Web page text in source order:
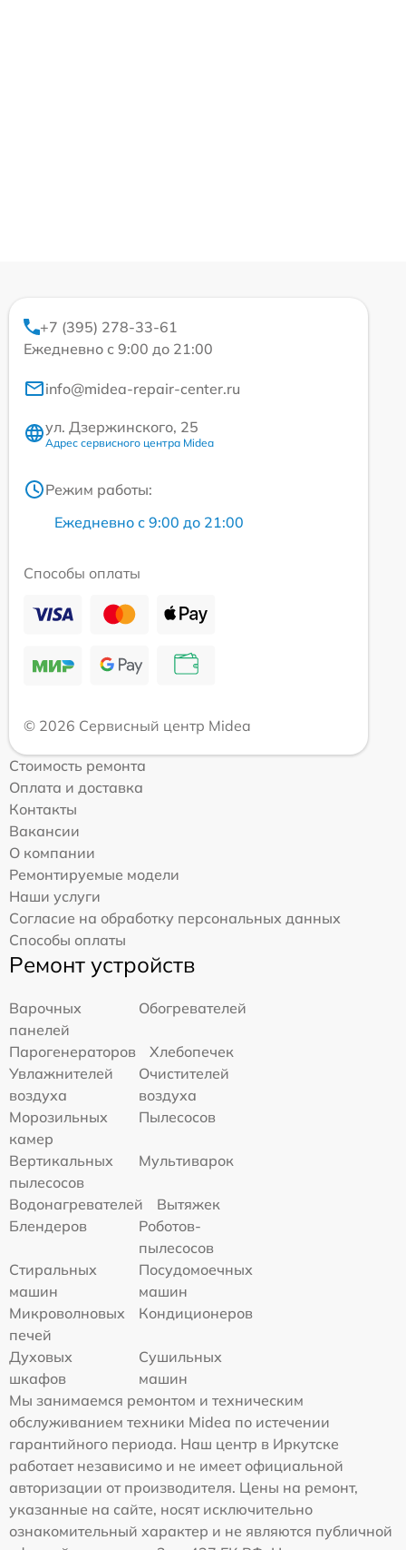
+7 (395) 278-33-61
Ежедневно с 9:00 до 21:00
info@midea-repair-center.ru
ул. Дзержинского, 25
Адрес сервисного центра Midea
Режим работы:
Ежедневно с 9:00 до 21:00
Способы оплаты
© 2026 Сервисный центр Midea
Стоимость ремонта
Оплата и доставка
Контакты
Вакансии
О компании
Ремонтируемые модели
Наши услуги
Согласие на обработку персональных данных
Способы оплаты
Ремонт устройств
Варочных
панелей
Обогревателей
Парогенераторов
Хлебопечек
Увлажнителей
воздуха
Очистителей
воздуха
Морозильных
камер
Пылесосов
Вертикальных
пылесосов
Мультиварок
Водонагревателей
Вытяжек
Блендеров
Роботов-
пылесосов
Стиральных
машин
Посудомоечных
машин
Микроволновых
печей
Кондиционеров
Духовых
шкафов
Сушильных
машин
Мы занимаемся ремонтом и техническим
обслуживанием техники Midea по истечении
гарантийного периода. Наш центр в Иркутске
работает независимо и не имеет официальной
авторизации от производителя. Цены на ремонт,
указанные на сайте, носят исключительно
ознакомительный характер и не являются публичной